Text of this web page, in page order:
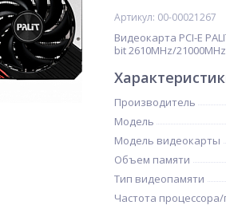
Артикул: 00-00021267
Видеокарта PCI-E
bit 2610MHz/
Производитель
Модель
Модель видеокарты
Объем памяти
Тип видеопамяти
Частота